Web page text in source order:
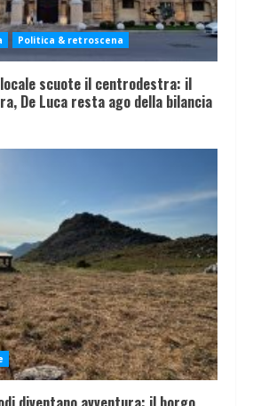
Politica & retroscena
scuote il centrodestra: il
De Luca resta ago della bilancia